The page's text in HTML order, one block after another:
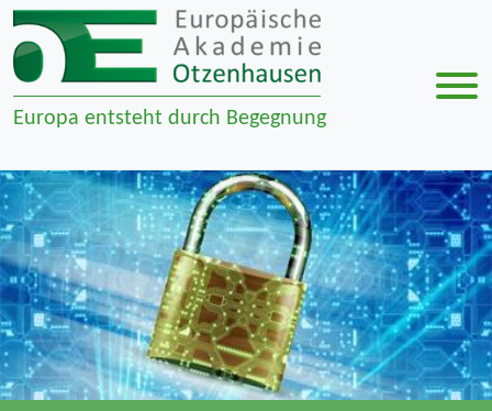
Zur Navigation springen
Zum Inhalt springen
Europa entsteht durch Begegnung